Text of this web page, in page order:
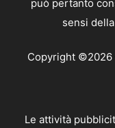
può pertanto
sensi
Copyright
Le attività